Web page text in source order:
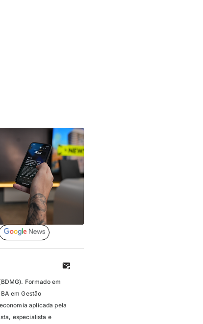
Formado em
em Gestão
aplicada pela
especialista e